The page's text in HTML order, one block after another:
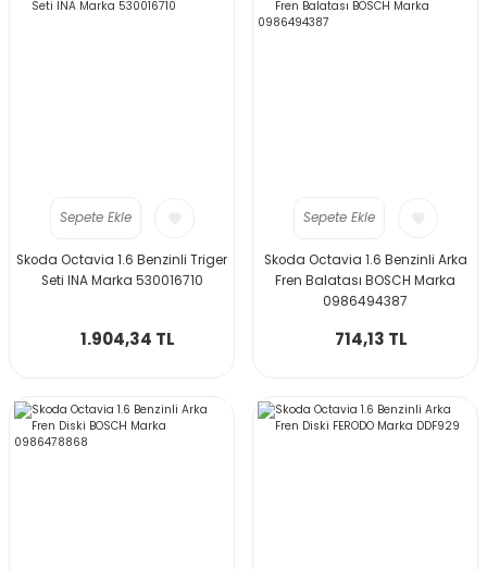
Sepete Ekle
Skoda Octavia 1.6 Benzinli Triger
Seti INA Marka 530016710
1.904,34 TL
Sepete Ekle
Skoda Octavia 1.6 Benzinli Arka
Fren Balatası BOSCH Marka
0986494387
714,13 TL